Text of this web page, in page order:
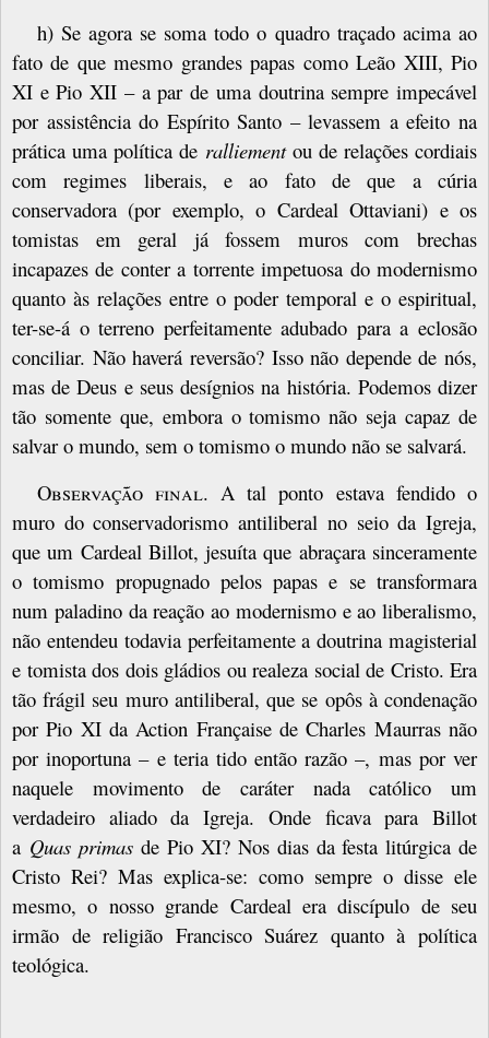
h) Se agora se soma todo o quadro traçado acima ao
fato de que mesmo grandes papas como Leão XIII, Pio
XI e Pio XII – a par de uma doutrina sempre impecável
por assistência do Espírito Santo – levassem a efeito na
prática uma política de ralliement ou de relações cordiais
com regimes liberais, e ao fato de que a cúria
conservadora (por exemplo, o Cardeal Ottaviani) e os
tomistas em geral já fossem muros com brechas
incapazes de conter a torrente impetuosa do modernismo
quanto às relações entre o poder temporal e o espiritual,
ter-se-á o terreno perfeitamente adubado para a eclosão
conciliar. Não haverá reversão? Isso não depende de nós,
mas de Deus e seus desígnios na história. Podemos dizer
tão somente que, embora o tomismo não seja capaz de
salvar o mundo, sem o tomismo o mundo não se salvará.
Observação final. A tal ponto estava fendido o
muro do conservadorismo antiliberal no seio da Igreja,
que um Cardeal Billot, jesuíta que abraçara sinceramente
o tomismo propugnado pelos papas e se transformara
num paladino da reação ao modernismo e ao liberalismo,
não entendeu todavia perfeitamente a doutrina magisterial
e tomista dos dois gládios ou realeza social de Cristo. Era
tão frágil seu muro antiliberal, que se opôs à condenação
por Pio XI da Action Française de Charles Maurras não
por inoportuna – e teria tido então razão –, mas por ver
naquele movimento de caráter nada católico um
verdadeiro aliado da Igreja. Onde ficava para Billot
a Quas primasde Pio XI? Nos dias da festa litúrgica de
Cristo Rei? Mas explica-se: como sempre o disse ele
mesmo, o nosso grande Cardeal era discípulo de seu
irmão de religião Francisco Suárez quanto à política
teológica.